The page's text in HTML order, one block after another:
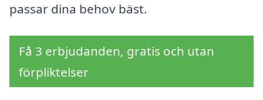
passar dina behov bäst.
Få 3 erbjudanden, gratis och utan
förpliktelser